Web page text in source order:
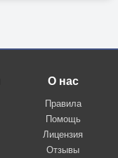
О нас
Правила
Помощь
Лицензия
Отзывы